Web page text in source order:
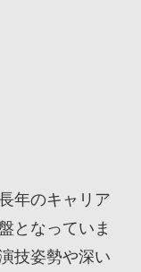
年のキャリア
となっていま
技姿勢や深い